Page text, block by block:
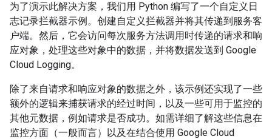
为了演示此解决方案，我们用 Python 编写了一个自定义日
志记录拦截器示例。创建自定义拦截器并将其传递到服务客
户端。然后，它会访问每次服务方法调用时传递的请求和响
应对象，处理这些对象中的数据，并将数据发送到 Google
Cloud Logging。
除了来自请求和响应对象的数据之外，该示例还实现了一些
额外的逻辑来捕获请求的经过时间，以及一些可用于监控的
其他元数据，例如请求是否成功。如需详细了解这些信息在
监控方面（一般而言）以及在结合使用 Google Cloud